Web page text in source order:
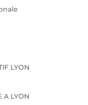
LYON
A LYON